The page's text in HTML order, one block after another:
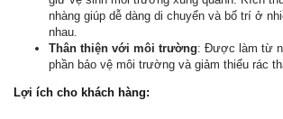
nhàng giúp dễ dàng di chuyển và bố trí ở
nhau.
Thân thiện với môi trường: Được làm từ
phần bảo vệ môi trường và giảm thiểu rác
Lợi ích cho khách hàng: